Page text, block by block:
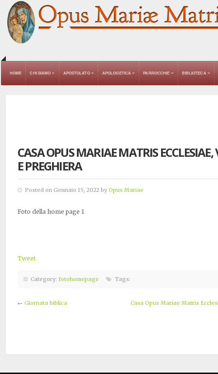
HOME CHI SIAMO APOSTOLATO APOLOGETICA PARROCCHIE BIBLIOTECA
CASA OPUS MARIAE MATRIS
E PREGHIERA
Posted on Gennaio 15, 2022 by Opus Mariae
Foto della home page 1
Tweet
Category: fotohomepage Tags:
← Giornata biblica Casa Opus Mariae Matris